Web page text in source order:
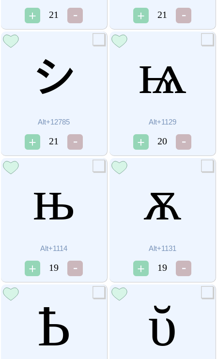
21 21
ㇱ
Alt+12785
21
ѩ
Alt+1129
20
њ
Alt+1114
19
ѫ
Alt+1131
19
Ҍ ῠ